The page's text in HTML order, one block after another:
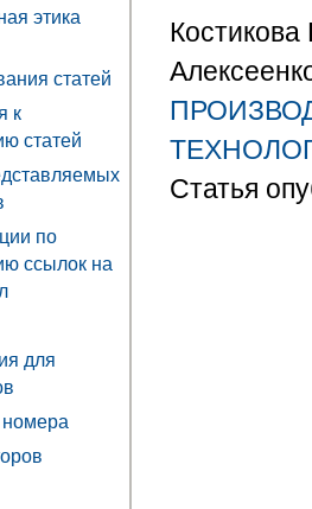
этика
статей
к
статей
по
ссылок на
для
Статья